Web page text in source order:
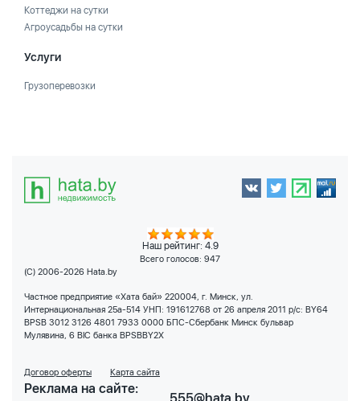
Коттеджи на сутки
Агроусадьбы на сутки
Услуги
Грузоперевозки
Наш рейтинг: 4.9
Всего голосов: 947
(C) 2006-2026 Hata.by
Частное предприятие «Хата бай» 220004, г. Минск, ул.
Интернациональная 25а-514 УНП: 191612768 от 26 апреля 2011 р/с: BY64
BPSB 3012 3126 4801 7933 0000 БПС-Сбербанк Минск бульвар
Мулявина, 6 BIC банка BPSBBY2X
Договор оферты Карта сайта
Реклама на сайте: